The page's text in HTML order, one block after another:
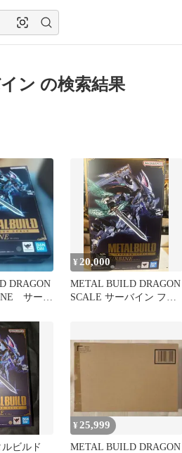
ン の検索結果
DRAGON
サーバ
¥ 20,000
METAL BUILD DRAGON
SCALE サーバイン フィ
ビルド
¥ 25,999
METAL BUILD DRAGON